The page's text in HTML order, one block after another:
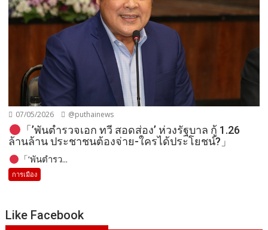
07/05/2026 @puthainews
「’พันตำรวจเอก ทวี สอดส่อง’ ห่วงรัฐบาล กู้ 1.26
ล้านล้าน ประชาชนต้องจ่าย-ใครได้ประโยชน์?」
「’พันตำรว...
การเมือง
Like Facebook